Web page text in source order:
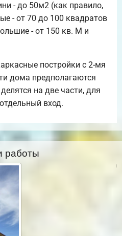
- до 50м2 (как правило,
- от 70 до 100 квадратов
- от 150 кв. М и
постройки с 2-мя
дома предполагаются
на две части, для
вход.
работы